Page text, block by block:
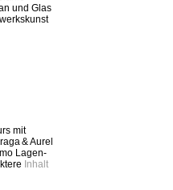
und Glas
mit
& Aurel
Lagen-
Inhalt